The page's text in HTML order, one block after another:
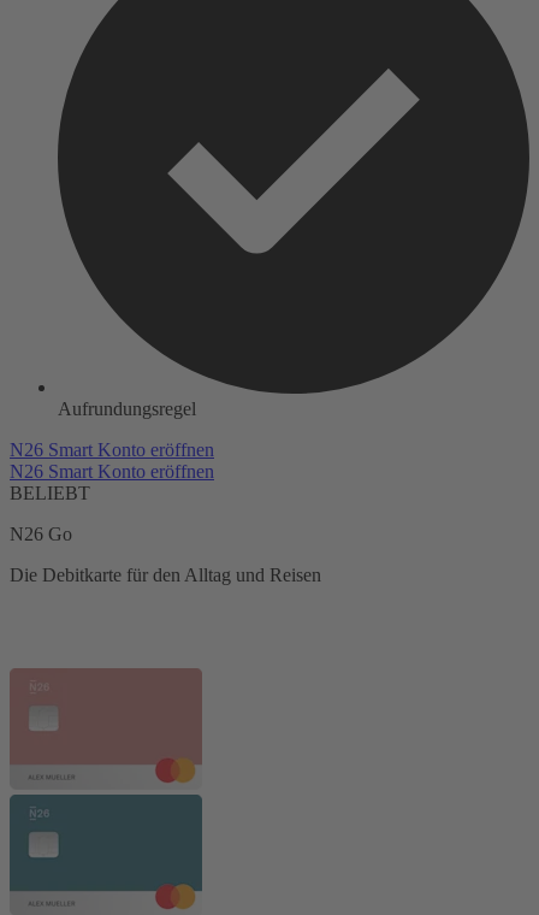
Aufrundungsregel
N26 Smart Konto eröffnen
N26 Smart Konto eröffnen
BELIEBT
N26 Go
Die Debitkarte für den Alltag und Reisen